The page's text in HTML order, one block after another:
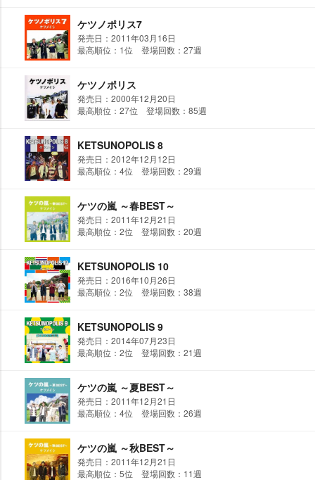
ケツノポリス7
発売日：2011年03月16日
最高順位：1位 登場回数：27週
ケツノポリス
発売日：2000年12月20日
最高順位：27位 登場回数：85週
KETSUNOPOLIS 8
発売日：2012年12月12日
最高順位：4位 登場回数：29週
ケツの嵐 ～春BEST～
発売日：2011年12月21日
最高順位：2位 登場回数：20週
KETSUNOPOLIS 10
発売日：2016年10月26日
最高順位：2位 登場回数：38週
KETSUNOPOLIS 9
発売日：2014年07月23日
最高順位：2位 登場回数：21週
ケツの嵐 ～夏BEST～
発売日：2011年12月21日
最高順位：4位 登場回数：26週
ケツの嵐 ～秋BEST～
発売日：2011年12月21日
最高順位：5位 登場回数：11週